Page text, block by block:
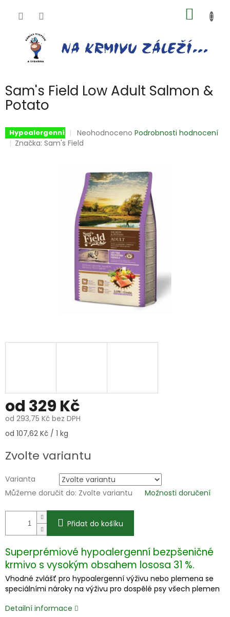
KOŠÍK
Sam's Field Low Adult Salmon &
Potato
Hypoalergenní
Průměrné
hodnocení
0,0
hvězdiček.
Neohodnoceno Podrobnosti hodnocení
Značka:Sam's Field
od 329 Kč
od 293,75 Kč bez DPH
Měrná
od 107,62 Kč / 1 kg
Zvolte variantu
Varianta
Můžeme doručit do: Zvolte variantu Možnosti doručení
Přidat do košíku
Superprémiové hypoalergenní bezpšeničné
krmivo s vysokým obsahem lososa 31 %.
Vhodné zvlášť pro hypoalergenní výživu nebo plemena se
speciálními nároky na výživu pro dospělé psy všech plemen
Detailní informace